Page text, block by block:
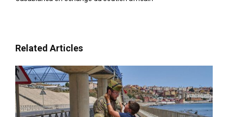
Related Articles